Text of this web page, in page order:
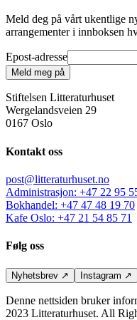
Meld deg på vårt ukentlige
arrangementer i innboksen
Epost-adresse
Meld meg på
Stiftelsen Litteraturhuset
Wergelandsveien 29
0167 Oslo
Kontakt oss
post@litteraturhuset.no
Administrasjon: +47 22 95
Bokhandel: +47 47 48 19 70
Kafe Oslo: +47 21 54 85 71
Følg oss
Nyhetsbrev ↗ Instagram ↗
Denne nettsiden bruker
2023 Litteraturhuset. All